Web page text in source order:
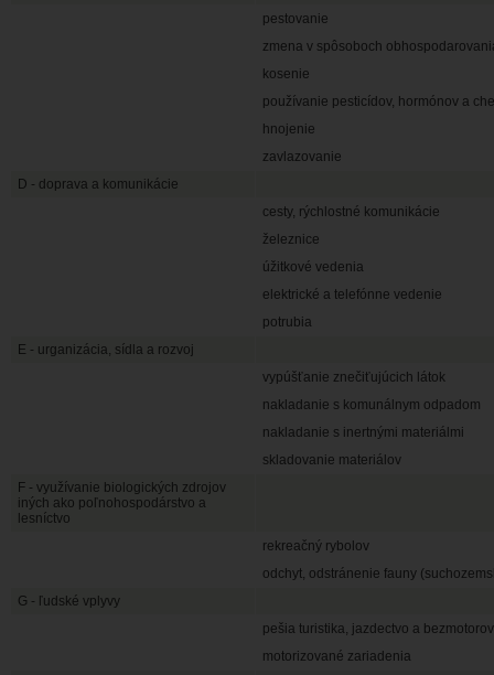
pestovanie
zmena v spôsoboch
kosenie
používanie pesticídov, hormónov a
hnojenie
zavlazovanie
D - doprava a komunikácie
cesty, rýchlostné komunikácie
železnice
úžitkové vedenia
elektrické a telefónne vedenie
potrubia
E - urganizácia, sídla a rozvoj
vypúšťanie znečiťujúcich látok
nakladanie s komunálnym odpadom
nakladanie s inertnými materiálmi
skladovanie materiálov
F - využívanie biologických zdrojov
iných ako poľnohospodárstvo a
lesníctvo
rekreačný rybolov
odchyt, odstránenie fauny
G - ľudské vplyvy
pešia turistika, jazdectvo a
motorizované zariadenia